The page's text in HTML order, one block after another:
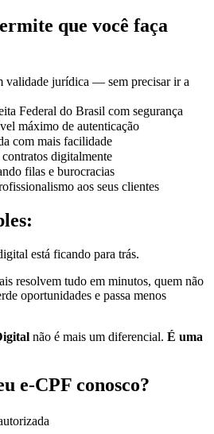
que você faça
validade jurídica — sem precisar ir a
Federal do Brasil com segurança
máximo de autenticação
com mais facilidade
digitalmente
filas e burocracias
aos seus clientes
está ficando para trás.
resolvem tudo em minutos, quem não
oportunidades e passa menos
não é mais um diferencial. É uma
e-CPF conosco?